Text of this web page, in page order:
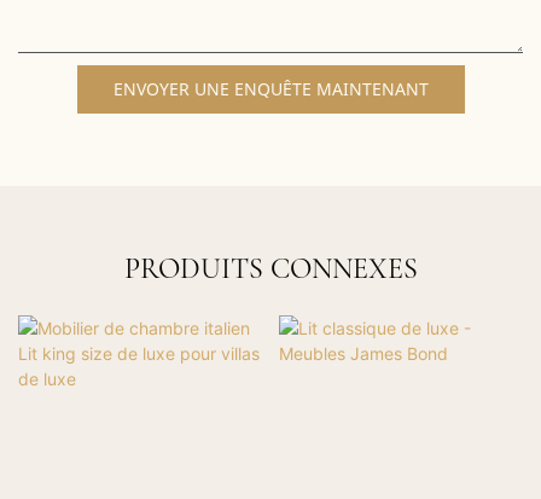
ENVOYER UNE ENQUÊTE MAINTENANT
PRODUITS CONNEXES